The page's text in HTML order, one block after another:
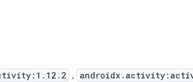
،